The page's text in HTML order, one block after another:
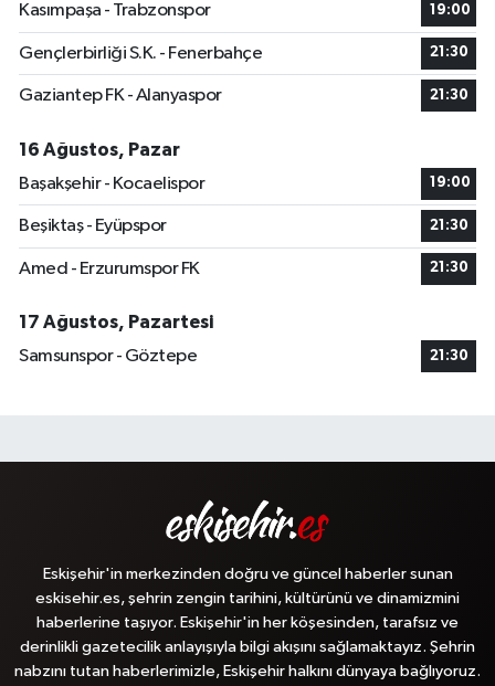
Kasımpaşa - Trabzonspor 19:00
Gençlerbirliği S.K. - Fenerbahçe 21:30
Gaziantep FK - Alanyaspor 21:30
16 Ağustos, Pazar
Başakşehir - Kocaelispor
19:00
Beşiktaş - Eyüpspor 21:30
Amed - Erzurumspor FK 21:30
17 Ağustos, Pazartesi
Samsunspor - Göztepe
21:30
Eskişehir'in merkezinden doğru ve güncel haberler sunan
eskisehir.es, şehrin zengin tarihini, kültürünü ve dinamizmini
haberlerine taşıyor. Eskişehir'in her köşesinden, tarafsız ve
derinlikli gazetecilik anlayışıyla bilgi akışını sağlamaktayız. Şehrin
nabzını tutan haberlerimizle, Eskişehir halkını dünyaya bağlıyoruz.